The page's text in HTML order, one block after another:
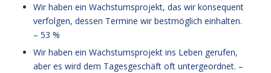
Wir haben ein Wachstumsprojekt, das wir konsequent
verfolgen, dessen Termine wir bestmöglich einhalten.
– 53 %
Wir haben ein Wachstumsprojekt ins Leben gerufen,
aber es wird dem Tagesgeschäft oft untergeordnet. –